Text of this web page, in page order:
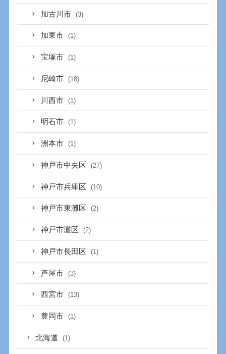
加古川市 (3)
加東市 (1)
宝塚市 (1)
尼崎市 (18)
川西市 (1)
明石市 (1)
洲本市 (1)
神戸市中央区 (27)
神戸市兵庫区 (10)
神戸市東灘区 (2)
神戸市灘区 (2)
神戸市長田区 (1)
芦屋市 (3)
西宮市 (13)
豊岡市 (1)
北海道 (1)